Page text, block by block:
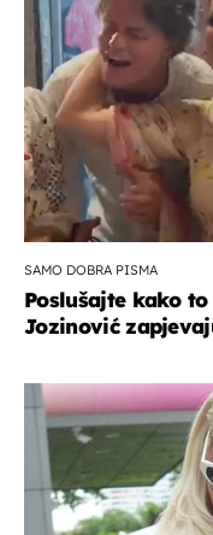
SAMO DOBRA PISMA
Poslušajte kako
Jozinović